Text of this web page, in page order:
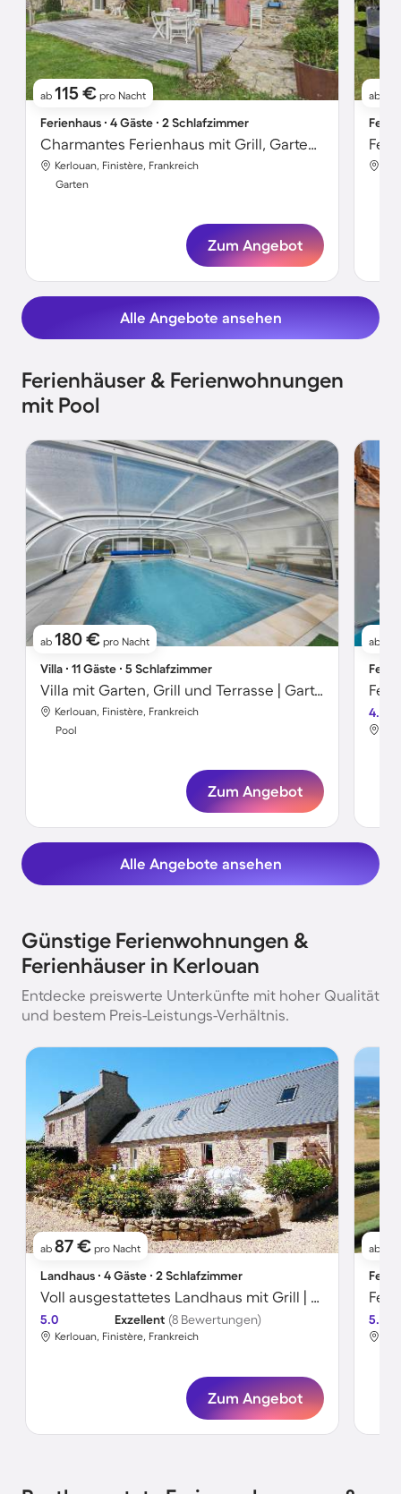
ab 115 € pro Nacht
Ferienhaus ∙ 4 Gäste ∙ 2 Schlafzimmer
Charmantes Ferienhaus mit Grill, Garten und Terrasse | Nah am Strand
Kerlouan, Finistère, Frankreich
Garten
Zum Angebot
ab
Alle Angebote ansehen
Ferienhäuser & Ferienwohnungen
mit Pool
ab 180 € pro Nacht
Villa ∙ 11 Gäste ∙ 5 Schlafzimmer
Villa mit Garten, Grill und Terrasse | Gartenblick
Kerlouan, Finistère, Frankreich
Pool
Zum Angebot
ab
4.8
Alle Angebote ansehen
Günstige Ferienwohnungen &
Ferienhäuser in Kerlouan
Entdecke preiswerte Unterkünfte mit hoher Qualität
und bestem Preis-Leistungs-Verhältnis.
ab 87 € pro Nacht
Landhaus ∙ 4 Gäste ∙ 2 Schlafzimmer
Voll ausgestattetes Landhaus mit Grill | Naturblick
5.0 Exzellent (8 Bewertungen)
Kerlouan, Finistère, Frankreich
Zum Angebot
ab
5.0